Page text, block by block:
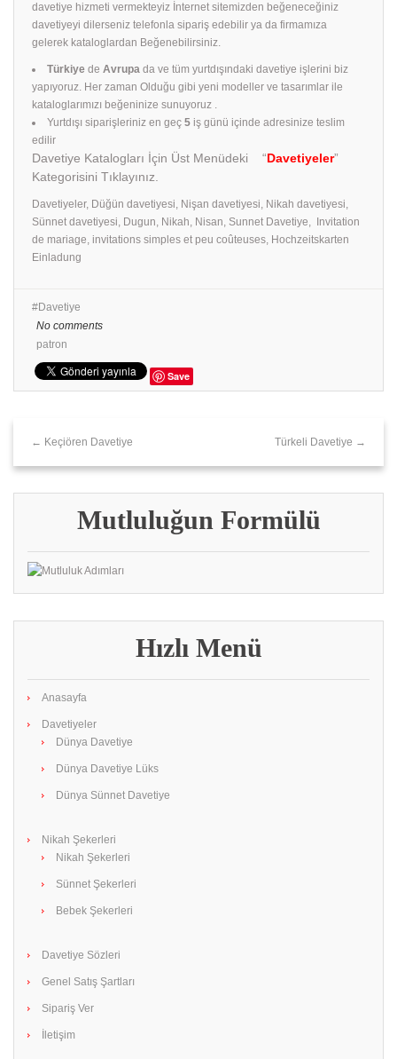
davetiye hizmeti vermekteyiz İnternet sitemizden beğeneceğiniz
davetiyeyi dilerseniz telefonla sipariş edebilir ya da firmamıza
gelerek kataloglardan Beğenebilirsiniz.
Türkiye de Avrupa da ve tüm yurtdışındaki davetiye işlerini biz
yapıyoruz. Her zaman Olduğu gibi yeni modeller ve tasarımlar ile
kataloglarımızı beğeninize sunuyoruz .
Yurtdışı siparişleriniz en geç 5 iş günü içinde adresinize teslim
edilir
Davetiye Katalogları İçin Üst Menüdeki “Davetiyeler”
Kategorisini Tıklayınız.
Davetiyeler, Düğün davetiyesi, Nişan davetiyesi, Nikah davetiyesi,
Sünnet davetiyesi, Dugun, Nikah, Nisan, Sunnet Davetiye, Invitation
de mariage, invitations simples et peu coûteuses, Hochzeitskarten
Einladung
Davetiye
No comments
patron
Save
← Keçiören Davetiye Türkeli Davetiye →
Mutluluğun Formülü
Hızlı Menü
Anasayfa
Davetiyeler
Dünya Davetiye
Dünya Davetiye Lüks
Dünya Sünnet Davetiye
Nikah Şekerleri
Nikah Şekerleri
Sünnet Şekerleri
Bebek Şekerleri
Davetiye Sözleri
Genel Satış Şartları
Sipariş Ver
İletişim